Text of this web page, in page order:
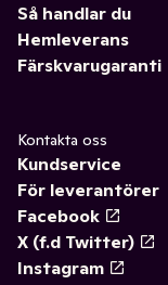
Så handlar du
Hemleverans
Färskvarugaranti
Kontakta oss
Kundservice
För leverantörer
Facebook
X (f.d Twitter)
Instagram